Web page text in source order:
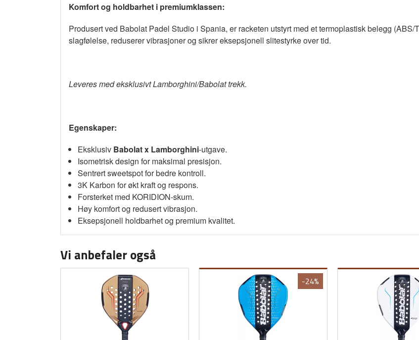
Komfort og holdbarhet i premiumklassen:
Produsert ved Babolat Padel Studio i Spania, er racketen utstyrt med et termoplastisk belegg
slagfølelse, reduserer vibrasjoner og sikrer eksepsjonell slitestyrke over tid.
Leveres med eksklusivt Lamborghini/Babolat trekk.
Egenskaper:
Eksklusiv Babolat x Lamborghini-utgave.
Isometrisk design for maksimal presisjon.
Sentrert sweetspot for bedre kontroll.
3K Karbon for økt kraft og respons.
Forsterket med KORIDION-skum.
Høy komfort og redusert vibrasjon.
Eksepsjonell holdbarhet og premium kvalitet.
Vi anbefaler også
-24%